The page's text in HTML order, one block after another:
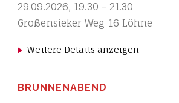
29.09.2026, 19.30 -21.30
Großensieker Weg 16 Löhne
Weitere Details anzeigen
BRUNNENABEND